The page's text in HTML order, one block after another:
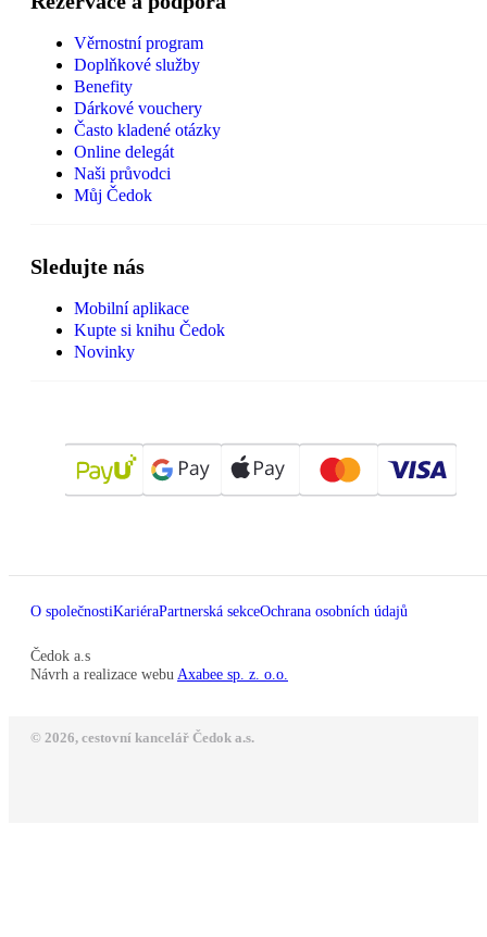
Věrnostní program
Doplňkové služby
Benefity
Dárkové vouchery
Často kladené otázky
Online delegát
Naši průvodci
Můj Čedok
Sledujte nás
Mobilní aplikace
Kupte si knihu Čedok
Novinky
O společnostiKariéraPartnerská sekceOchrana osobních údajů
Čedok a.s
Návrh a realizace webu Axabee sp. z. o.o.
© 2026, cestovní kancelář Čedok a.s.